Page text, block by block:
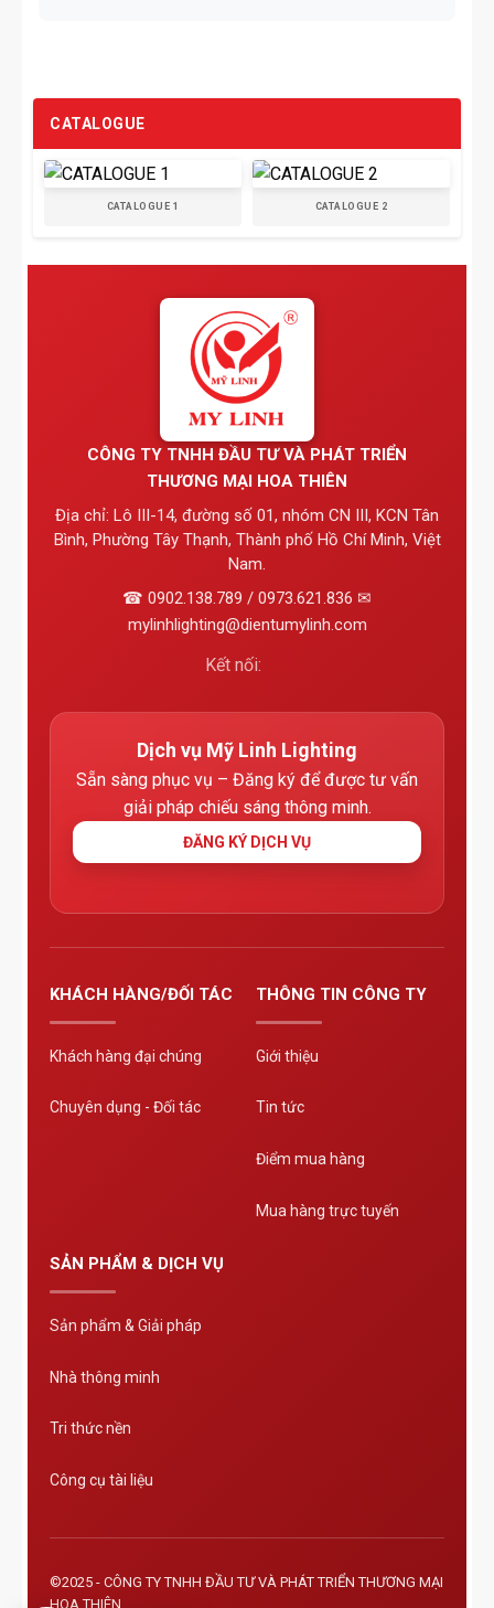
CATALOGUE
CATALOGUE 1 CATALOGUE 2
CÔNG TY TNHH ĐẦU TƯ VÀ PHÁT TRIỂN
THƯƠNG MẠI HOA THIÊN
Địa chỉ: Lô III-14, đường số 01, nhóm CN III, KCN Tân
Bình, Phường Tây Thạnh, Thành phố Hồ Chí Minh, Việt
Nam.
☎ 0902.138.789 / 0973.621.836 ✉
mylinhlighting@dientumylinh.com
Kết nối:
Dịch vụ Mỹ Linh Lighting
Sẵn sàng phục vụ – Đăng ký để được tư vấn
giải pháp chiếu sáng thông minh.
ĐĂNG KÝ DỊCH VỤ
KHÁCH HÀNG/ĐỐI TÁC
Khách hàng đại chúng
Chuyên dụng - Đối tác
THÔNG TIN CÔNG TY
Giới thiệu
Tin tức
Điểm mua hàng
Mua hàng trực tuyến
SẢN PHẨM & DỊCH VỤ
Sản phẩm & Giải pháp
Nhà thông minh
Tri thức nền
Công cụ tài liệu
©2025 - CÔNG TY TNHH ĐẦU TƯ VÀ PHÁT TRIỂN THƯƠNG MẠI
HOA THIÊN